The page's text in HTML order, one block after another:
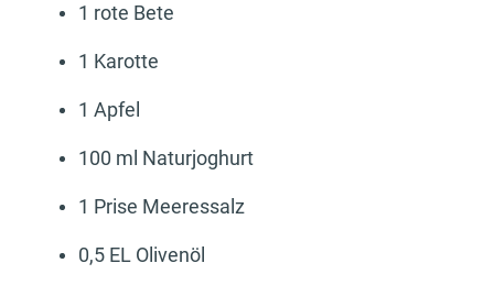
1 rote Bete
1 Karotte
1 Apfel
100 ml Naturjoghurt
1 Prise Meeressalz
0,5 EL Olivenöl